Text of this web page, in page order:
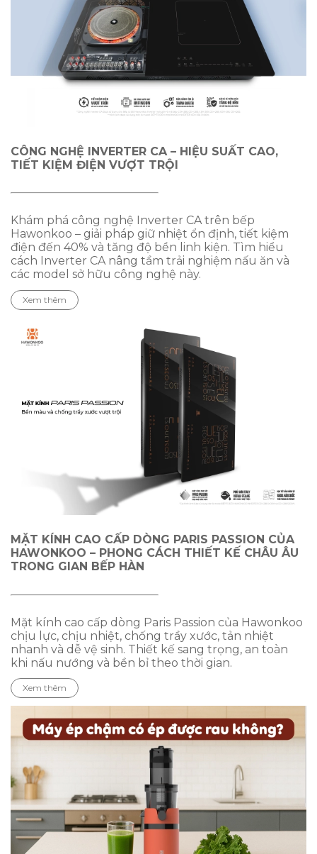
CÔNG NGHỆ INVERTER CA – HIỆU SUẤT CAO,
TIẾT KIỆM ĐIỆN VƯỢT TRỘI
Khám phá công nghệ Inverter CA trên bếp
Hawonkoo – giải pháp giữ nhiệt ổn định, tiết kiệm
điện đến 40% và tăng độ bền linh kiện. Tìm hiểu
cách Inverter CA nâng tầm trải nghiệm nấu ăn và
các model sở hữu công nghệ này.
Xem thêm
MẶT KÍNH CAO CẤP DÒNG PARIS PASSION CỦA
HAWONKOO – PHONG CÁCH THIẾT KẾ CHÂU ÂU
TRONG GIAN BẾP HÀN
Mặt kính cao cấp dòng Paris Passion của Hawonkoo
chịu lực, chịu nhiệt, chống trầy xước, tản nhiệt
nhanh và dễ vệ sinh. Thiết kế sang trọng, an toàn
khi nấu nướng và bền bỉ theo thời gian.
Xem thêm